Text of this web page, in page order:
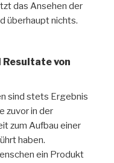
das Ansehen der
überhaupt nichts.
Resultate von
sind stets Ergebnis
zuvor in der
zum Aufbau einer
haben.
ein Produkt